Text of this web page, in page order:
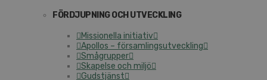
FÖRDJUPNING OCH UTVECKLING
Missionella initiativ
Apollos – församlingsutveckling
Smågrupper
Skapelse och miljö
Gudstjänst